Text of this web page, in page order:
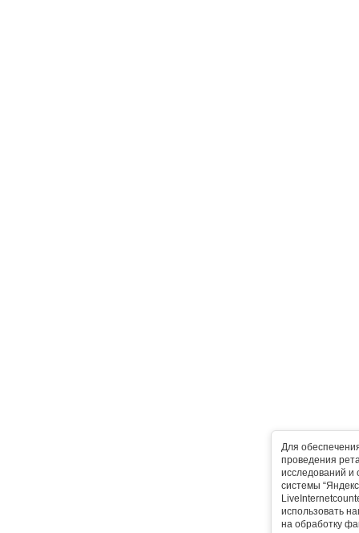
Для
проведения
исследований и
системы
использовать
на обработку